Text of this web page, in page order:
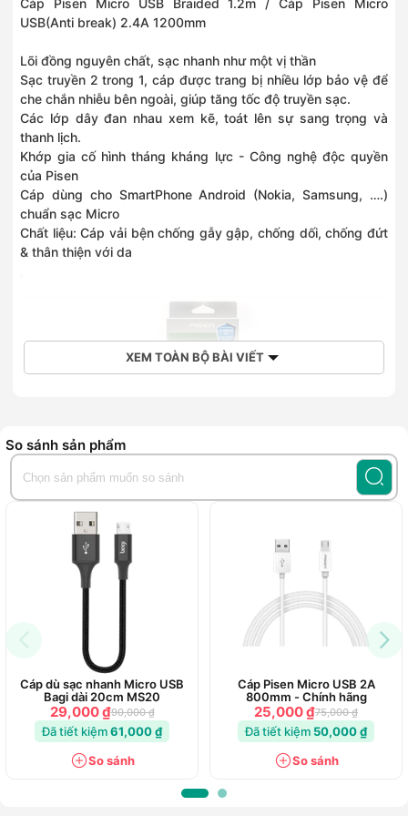
258 Ngô Gia Tự, Phường Việt Hưng, Hà Nội
0886868010
0915963222
382 Nguyễn Văn Cừ, Phường Bồ Đề, Hà Nội
0968323399
392 Cầu Giấy, Phường Cầu Giấy, Hà Nội
0936045959
59 Quang Trung, Xã Vân Đình, Hà Nội
0936396799
749 Giải Phóng, Phường Tương Mai, Hà Nội
0828252255
1060 Đường 3/2, Phường Phú Thọ, Hồ Chí Minh
0889968436
Số 418 Nguyễn Thị Thập, Phường Tân Hưng, Hồ Chí Minh
Số 215 Lê Văn Việt, Phường Tăng Nhơn Phú, Hồ Chí Minh
108 Nguyễn Văn Tiết, Phường Lái Thiêu, Hồ Chí Minh
243 Bạch Đằng, Phường Gia Định, Hồ Chí Minh
Số 254 Khánh Hội, Phường Khánh Hội, Hồ Chí Minh
0908572255
272 Đại Lộ Bình Dương, Phường Phú Lợi, Hồ Chí Minh
0902840419
27M Nguyễn Ảnh Thủ, Phường Trung Mỹ Tây, Hồ Chí Minh
0838302255
347 Hoàng Văn Thụ, Phường Tân Sơn Hòa, Hồ Chí Minh
572-574 Tỉnh Lộ 10, Phường Bình Trị Đông, Hồ Chí Minh
0352024770
672–674 Lê Hồng Phong, Phường Vườn Lài, Hồ Chí Minh
0768663665
736 Hậu Giang, Phường Phú Lâm, Hồ Chí Minh
0909898384
Số 127 Tô Ngọc Vân, Phường Thủ Đức, Hồ Chí Minh
0898899170
Cáp Pisen Micro USB Braided 1.2m / Cáp Pisen Micro
USB(Anti break) 2.4A 1200mm
Lõi đồng nguyên chất, sạc nhanh như một vị thần
Sạc truyền 2 trong 1, cáp được trang bị nhiều lớp bảo vệ để
che chắn nhiễu bên ngoài, giúp tăng tốc độ truyền sạc.
Các lớp dây đan nhau xem kẽ, toát lên sự sang trọng và
thanh lịch.
Khớp gia cố hình tháng kháng lực - Công nghệ độc quyền
của Pisen
Cáp dùng cho SmartPhone Android (Nokia, Samsung, ….)
chuẩn sạc Micro
Chất liệu: Cáp vải bện chống gẫy gập, chống dối, chống đứt
& thân thiện với da
XEM TOÀN BỘ BÀI VIẾT
So sánh sản phẩm
Cáp dù sạc nhanh Micro USB
Bagi dài 20cm MS20
29,000 ₫90,000 ₫
Đã tiết kiệm61,000 ₫
So sánh
Cáp Pisen Micro USB 2A
800mm - Chính hãng
25,000 ₫75,000 ₫
Đã tiết kiệm 50,000 ₫
So sánh